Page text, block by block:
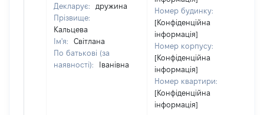
Декларує:
дружина
Прізвище:
Кальцева
Ім'я:
Світлана
По батькові (за
наявності):
Іванівна
Номер будинку:
[Конфіденційна
інформація]
Номер корпусу:
[Конфіденційна
інформація]
Номер квартири:
[Конфіденційна
інформація]